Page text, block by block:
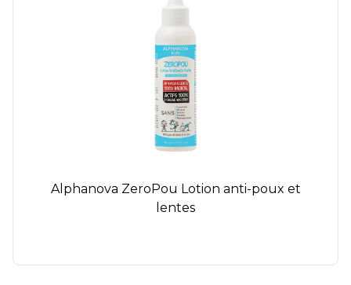
Alphanova ZeroPou Lotion anti-poux et
lentes